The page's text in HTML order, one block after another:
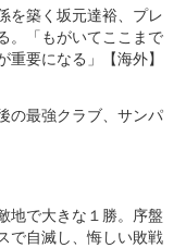
を築く坂元達裕、プレ
。「もがいてここまで
要になる」【海外】
の最強クラブ、サンパ
地で大きな１勝。序盤
で自滅し、悔しい敗戦